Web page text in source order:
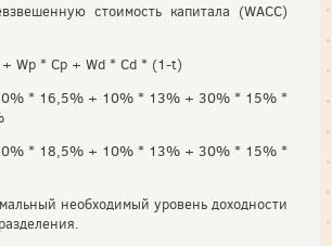
стоимость капитала (WACC)
+ Wp * Cp + Wd * Cd * (1-t)
* 16,5% + 10% * 13% + 30% * 15% *
* 18,5% + 10% * 13% + 30% * 15% *
необходимый уровень доходности